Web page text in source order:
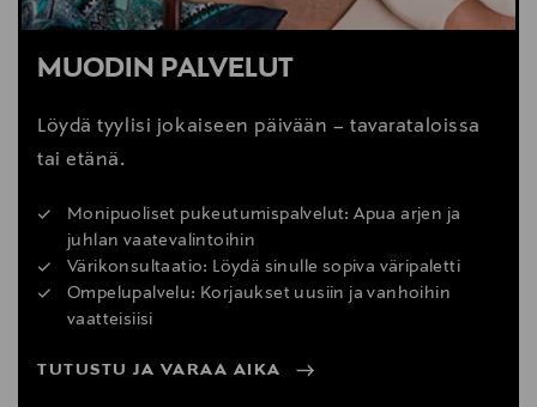
MUODIN PALVELUT
Löydä tyylisi jokaiseen päivään – tavarataloissa
tai etänä.
Monipuoliset pukeutumispalvelut: Apua arjen ja
juhlan vaatevalintoihin
Värikonsultaatio: Löydä sinulle sopiva väripaletti
Ompelupalvelu: Korjaukset uusiin ja vanhoihin
vaatteisiisi
TUTUSTU JA VARAA AIKA